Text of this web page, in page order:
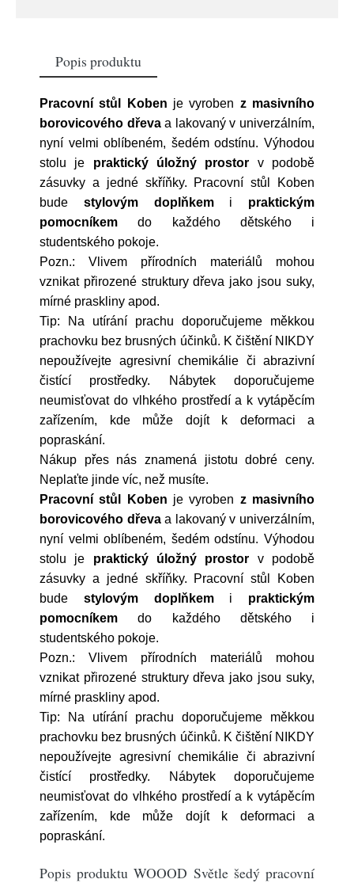
Popis produktu
Pracovní stůl Koben je vyroben z masivního
borovicového dřevaa lakovaný v univerzálním,
nyní velmi oblíbeném, šedém odstínu. Výhodou
stolu je praktický úložný prostor v podobě
zásuvky a jedné skříňky. Pracovní stůl Koben
bude stylovým doplňkemi praktickým
pomocníkem do každého dětského i
studentského pokoje.
Pozn.: Vlivem přírodních materiálů mohou
vznikat přirozené struktury dřeva jako jsou suky,
mírné praskliny apod.
Tip: Na utírání prachu doporučujeme měkkou
prachovku bez brusných účinků. K čištění NIKDY
nepoužívejte agresivní chemikálie či abrazivní
čistící prostředky. Nábytek doporučujeme
neumisťovat do vlhkého prostředí a k vytápěcím
zařízením, kde může dojít k deformaci a
popraskání.
Nákup přes nás znamená jistotu dobré ceny.
Neplaťte jinde víc, než musíte.
Pracovní stůl Koben je vyroben z masivního
borovicového dřevaa lakovaný v univerzálním,
nyní velmi oblíbeném, šedém odstínu. Výhodou
stolu je praktický úložný prostor v podobě
zásuvky a jedné skříňky. Pracovní stůl Koben
bude stylovým doplňkemi praktickým
pomocníkem do každého dětského i
studentského pokoje.
Pozn.: Vlivem přírodních materiálů mohou
vznikat přirozené struktury dřeva jako jsou suky,
mírné praskliny apod.
Tip: Na utírání prachu doporučujeme měkkou
prachovku bez brusných účinků. K čištění NIKDY
nepoužívejte agresivní chemikálie či abrazivní
čistící prostředky. Nábytek doporučujeme
neumisťovat do vlhkého prostředí a k vytápěcím
zařízením, kde může dojít k deformaci a
popraskání.
Popis produktu WOOOD Světle šedý pracovní